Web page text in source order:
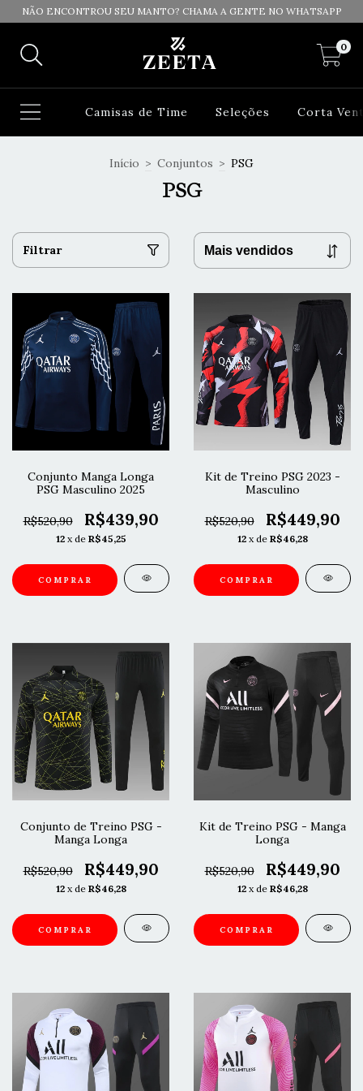
NÃO ENCONTROU SEU MANTO? CHAMA A GENTE NO WHATSAPP
0
Camisas de Time Seleções Corta
Início > Conjuntos > PSG
PSG
Filtrar
Conjunto Manga Longa
PSG Masculino 2025
R$520,90 R$439,90
12 x de R$45,25
COMPRAR
Kit de Treino PSG 2023 -
Masculino
R$520,90 R$449,90
12 x de R$46,28
COMPRAR
Conjunto de Treino PSG -
Manga Longa
R$520,90 R$449,90
12 x de R$46,28
COMPRAR
Kit de Treino PSG - Manga
Longa
R$520,90 R$449,90
12 x de R$46,28
COMPRAR